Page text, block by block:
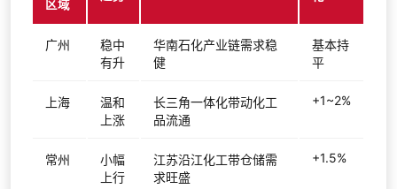
区域
广州
稳中
有升
华南石化产业链需求稳
健
基本持
平
上海
温和
上涨
长三角一体化带动化工
品流通
+1~2%
常州
小幅
上行
江苏沿江化工带仓储需
求旺盛
+1.5%